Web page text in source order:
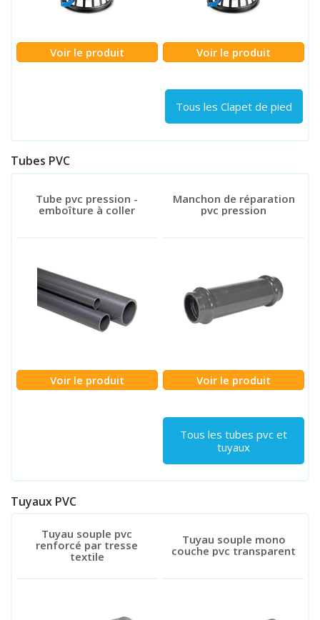
Voir le produit Voir le produit
Tous les Clapet de pied
Tubes PVC
Tube pvc pression -
emboîture à coller
Voir le produit
Manchon de réparation
pvc pression
Voir le produit
Tous les tubes pvc et
tuyaux
Tuyaux PVC
Tuyau souple pvc
renforcé par tresse
textile
Tuyau souple mono
couche pvc transparent